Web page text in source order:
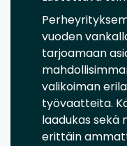
vuoden
tarjoamaan
valikoiman
työvaatteita.
laadukas sekä
erittäin